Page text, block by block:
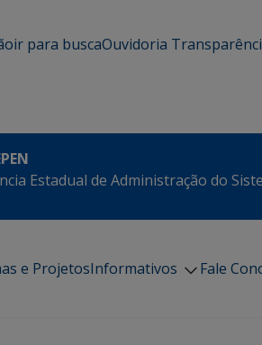
ir para buscaOuvidoria
Estadual de Administração do
e ProjetosInformativos
Fale